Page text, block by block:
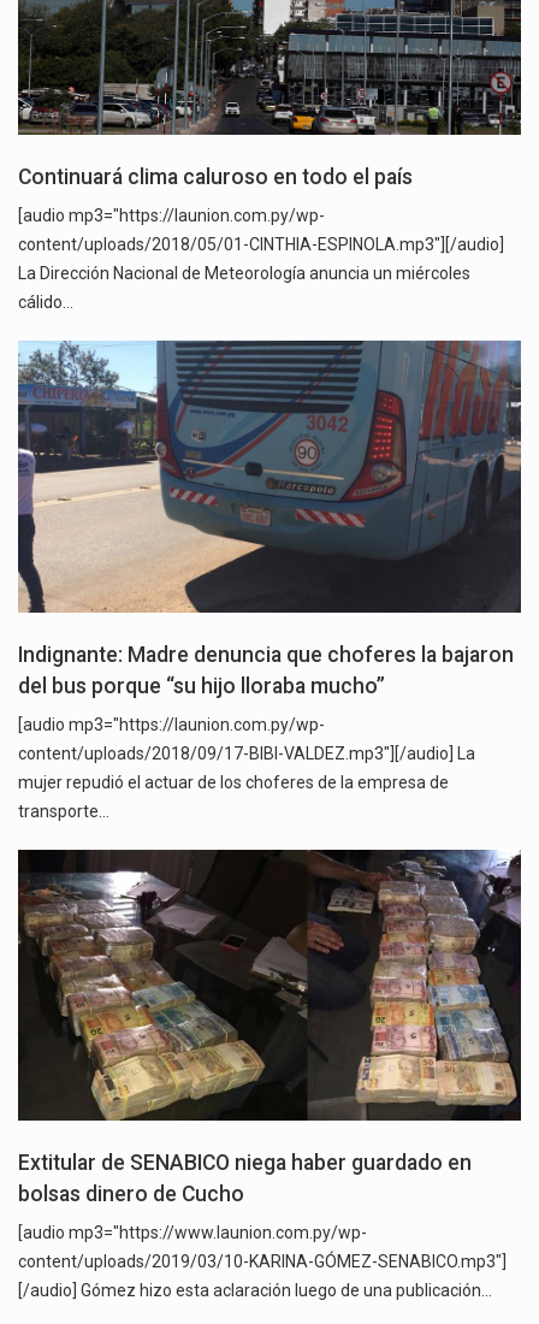
Continuará clima caluroso en todo el país
[audio mp3="https://launion.com.py/wp-
content/uploads/2018/05/01-CINTHIA-ESPINOLA.mp3"][/audio]
La Dirección Nacional de Meteorología anuncia un miércoles
cálido…
Indignante: Madre denuncia que choferes la bajaron
del bus porque “su hijo lloraba mucho”
[audio mp3="https://launion.com.py/wp-
content/uploads/2018/09/17-BIBI-VALDEZ.mp3"][/audio] La
mujer repudió el actuar de los choferes de la empresa de
transporte…
Extitular de SENABICO niega haber guardado en
bolsas dinero de Cucho
[audio mp3="https://www.launion.com.py/wp-
content/uploads/2019/03/10-KARINA-GÓMEZ-SENABICO.mp3"]
[/audio] Gómez hizo esta aclaración luego de una publicación…